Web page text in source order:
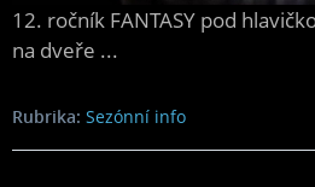
12. ročník FANTASY pod
na dveře ...
Rubrika: Sezónní info